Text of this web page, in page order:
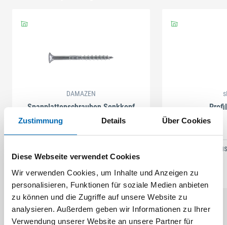
Zustimmung Details Über Cookies
Diese Webseite verwendet Cookies
Wir verwenden Cookies, um Inhalte und Anzeigen zu
personalisieren, Funktionen für soziale Medien anbieten
zu können und die Zugriffe auf unsere Website zu
analysieren. Außerdem geben wir Informationen zu Ihrer
Verwendung unserer Website an unsere Partner für
DAMAZEN
Spanplattenschrauben Senkkopf
Teilgewinde verzinkt
273